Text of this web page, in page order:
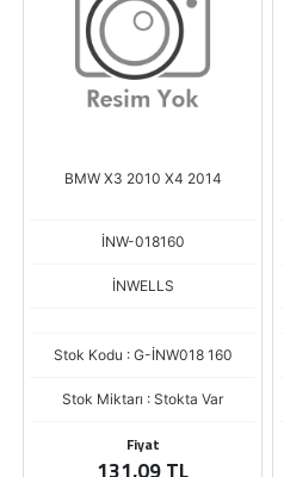
BMW X3 2010 X4 2014
İNW-018160
İNWELLS
Stok Kodu : G-İNW018 160
Stok Miktarı : Stokta Var
Fiyat